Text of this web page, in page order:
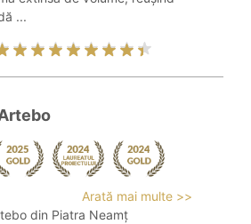
...
Arată mai multe >>
din Piatra Neamț